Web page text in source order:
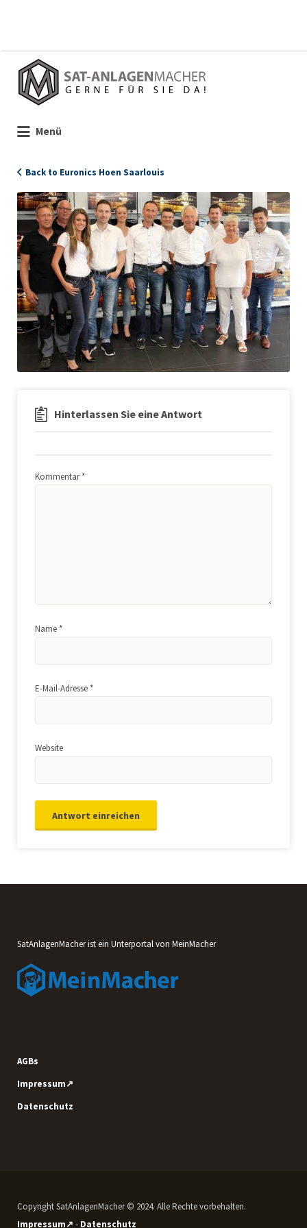
Suchen
nach:
Menü
1561_Hoen_Portrait
Back to Euronics Hoen Saarlouis
Hinterlassen Sie eine Antwort
Kommentar*
Name *
E-Mail-Adresse *
Website
SatAnlagenMacher ist ein Unterportal von MeinMacher
AGBs
Impressum↗
Datenschutz
Copyright SatAnlagenMacher © 2024. Alle Rechte vorbehalten.
Impressum↗ - Datenschutz